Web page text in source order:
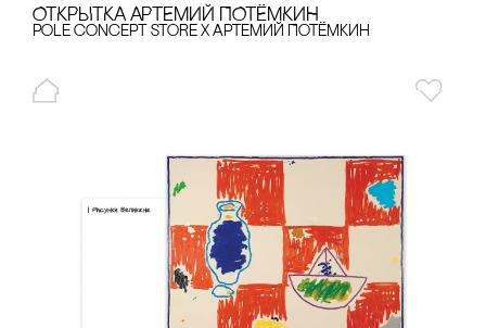
ОТКРЫТКА АРТЕМИЙ ПОТЁМКИН
pole concept store x Артемий Потёмкин